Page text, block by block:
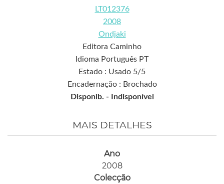
LT012376
2008
Ondjaki
Editora Caminho
Idioma Português PT
Estado : Usado 5/5
Encadernação : Brochado
Disponib. -
Indisponível
MAIS DETALHES
Ano
2008
Colecção